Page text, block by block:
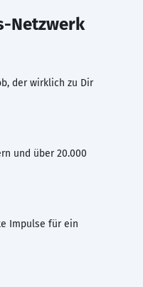
Netzwerk
der wirklich zu Dir
und über 20.000
Impulse für ein